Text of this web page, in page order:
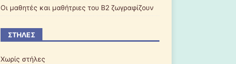
Οι μαθητές και μαθήτριες του Β2 ζωγραφίζουν
ΣΤΉΛΕΣ
Χωρίς στήλες